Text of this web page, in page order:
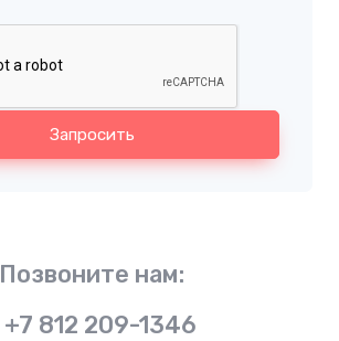
Запросить
Позвоните нам:
+7 812 209-1346